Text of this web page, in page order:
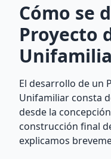
Cómo se
Proyecto
El desarrollo de un
Unifamiliar consta
desde la
construcción final
explicamos